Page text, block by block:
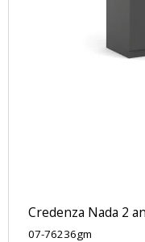
Credenza Nada 2
07-76236gm